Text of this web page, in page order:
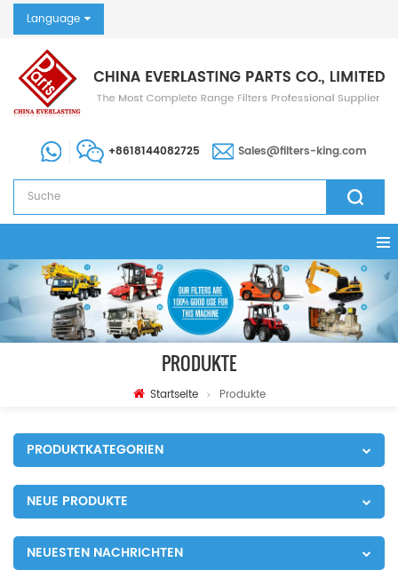
Language
+8618144082725 Sales@filters-king.com
PRODUKTE
Startseite Produkte
PRODUKTKATEGORIEN
NEUE PRODUKTE
NEUESTEN NACHRICHTEN